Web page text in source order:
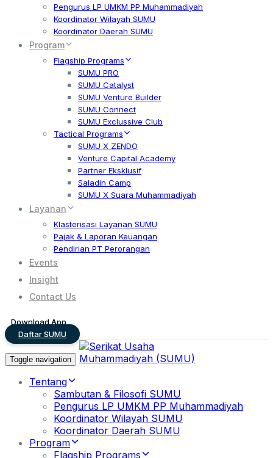
Pengurus LP UMKM PP Muhammadiyah
Koordinator Wilayah SUMU
Koordinator Daerah SUMU
Program
Flagship Programs
SUMU PRO
SUMU Catalyst
SUMU Venture Builder
SUMU Connect
SUMU Exclussive Club
Tactical Programs
SUMU X ZENDO
Venture Capital Academy
Partner Eksklusif
Saladin Camp
SUMU X Suara Muhammadiyah
Layanan
Klasterisasi Layanan SUMU
Pajak & Laporan Keuangan
Pendirian PT Perorangan
Events
Insight
Contact Us
Download App
Daftar SUMU
Toggle navigation
Tentang
Sambutan & Filosofi SUMU
Pengurus LP UMKM PP Muhammadiyah
Koordinator Wilayah SUMU
Koordinator Daerah SUMU
Program
Flagship Programs